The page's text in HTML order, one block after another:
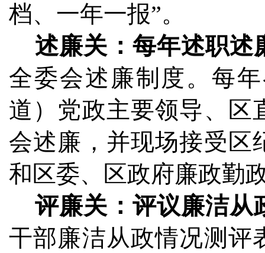
档、一年一报”。
述廉关：每年述职述
全委会述廉制度。每
道）党政主要领导、区
会述廉，并现场接受区
和区委、区政府廉政勤
评廉关：评议廉洁从
干部廉洁从政情况测评